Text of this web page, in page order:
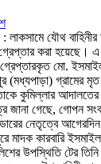
লাকসামে যৌথ
করা হয়েছে।
মো.
গ্রামের মৃত
কুমিল্লার
জানা গেছে, গোপন
নেতৃত্বে আগেরদিন
কারবারি
উপস্থিতি টের